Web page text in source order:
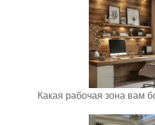
Какая рабочая зона вам